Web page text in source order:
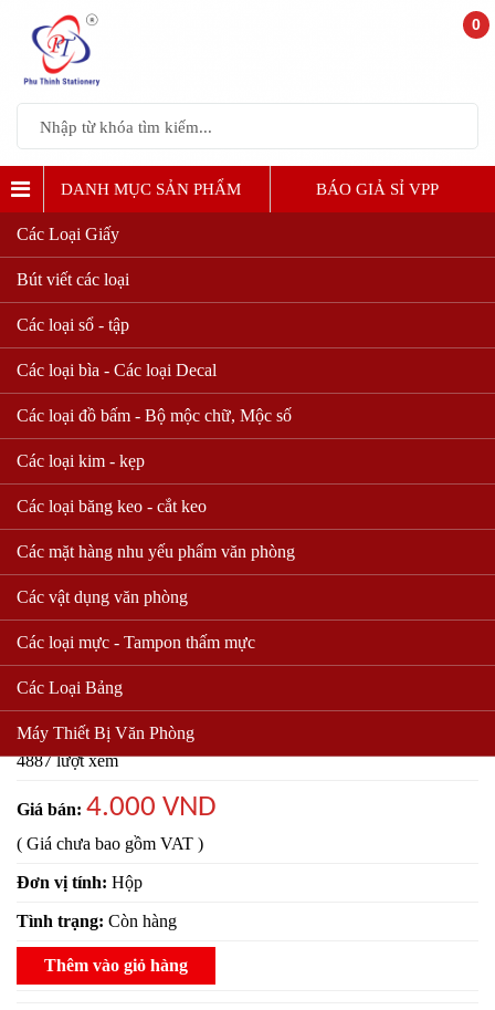
DANH MỤC SẢN PHẨM BÁO GIẢ SỈ VPP
Các Loại Giấy
Bút viết các loại
Các loại sổ - tập
Các loại bìa - Các loại Decal
Các loại đồ bấm - Bộ mộc chữ, Mộc số
Các loại kim - kẹp
Các loại băng keo - cắt keo
Các mặt hàng nhu yếu phẩm văn phòng
Các vật dụng văn phòng
Các loại mực - Tampon thấm mực
Các Loại Bảng
Máy Thiết Bị Văn Phòng
Kẹp Echo 19 mm
Mã sản phẩm:
4887 lượt xem
Giá bán: 4.000 VND
( Giá chưa bao gồm VAT )
Đơn vị tính: Hộp
Tình trạng: Còn hàng
Thêm vào giỏ hàng
0